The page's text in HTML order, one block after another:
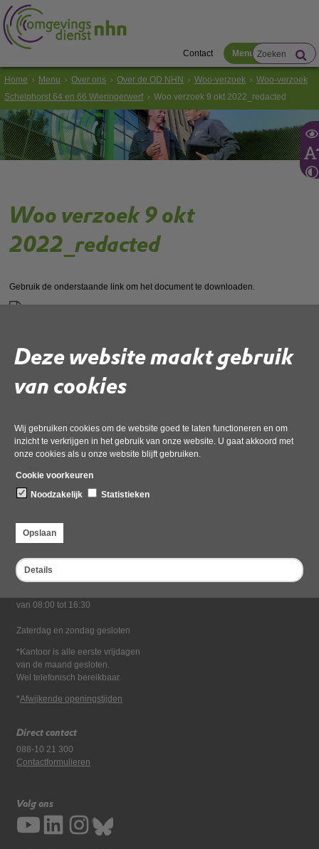
Deze website maakt gebruik
van cookies
Wij gebruiken cookies om de website goed te laten functioneren en om
inzicht te verkrijgen in het gebruik van onze website. U gaat akkoord met
onze cookies als u onze website blijft gebruiken.
Cookie voorkeuren
Noodzakelijk
Statistieken
Opslaan
Details
Contact Menu
Home Menu Over ons Over de OD NHN Woo-verzoek
Woo-verzoek
Schelphorst 64 en 66 Wieringerwerf
Woo verzoek 9 okt 2022_redacted
Woo verzoek 9 okt
2022_redacted
Gebruik de onderstaande link om het document te downloaden.
Deel deze pagina
Bezoekadres
Postadres
Openingstijden kantoor
van 08:00 tot 16:30
Zaterdag en zondag gesloten
*Kantoor is alle eerste vrijdagen
van de maand gesloten.
Wel telefonisch bereikbaar.
*Afwijkende openingstijden
Direct contact
088-10 21 300
Contactformulieren
Volg ons